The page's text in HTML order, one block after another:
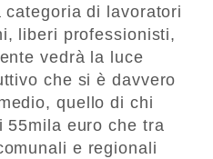
categoria di lavoratori
liberi professionisti,
vedrà la luce
che si è davvero
quello di chi
55mila euro che tra
e regionali